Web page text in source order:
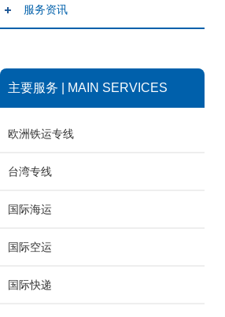
服务资讯
主要服务 | MAIN SERVICES
欧洲铁运专线
台湾专线
国际海运
国际空运
国际快递